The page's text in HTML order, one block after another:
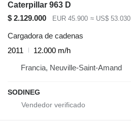
Caterpillar 963 D
$ 2.129.000
EUR 45.900 ≈ US$ 53.030
Cargadora de cadenas
2011
12.000 m/h
Francia, Neuville-Saint-Amand
SODINEG